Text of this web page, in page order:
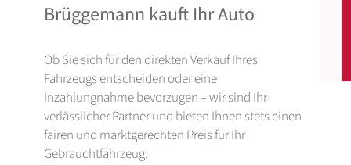
Brüggemann kauft Ihr Auto
Ob Sie sich für den direkten Verkauf Ihres
Fahrzeugs entscheiden oder eine
Inzahlungnahme bevorzugen – wir sind Ihr
verlässlicher Partner und bieten Ihnen stets einen
fairen und marktgerechten Preis für Ihr
Gebrauchtfahrzeug.